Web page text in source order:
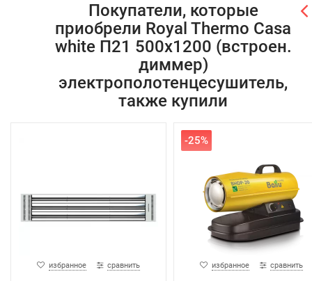
Покупатели, которые
приобрели Royal Thermo Casa
white П21 500х1200 (встроен.
диммер)
электрополотенцесушитель,
также купили
избранное сравнить
-25%
избранное сравнить